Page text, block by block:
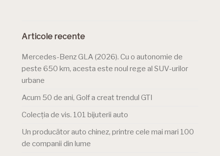
Articole recente
Mercedes-Benz GLA (2026). Cu o autonomie de
peste 650 km, acesta este noul rege al SUV-urilor
urbane
Acum 50 de ani, Golf a creat trendul GTI
Colecția de vis. 101 bijuterii auto
Un producător auto chinez, printre cele mai mari 100
de companii din lume